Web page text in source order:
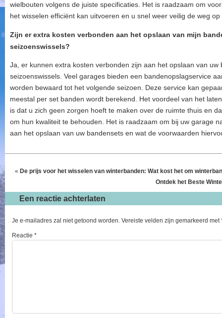
wielbouten volgens de juiste specificaties. Het is raadzaam om
het wisselen efficiënt kan uitvoeren en u snel weer veilig de weg
Zijn er extra kosten verbonden aan het opslaan van mijn
seizoenswissels?
Ja, er kunnen extra kosten verbonden zijn aan het opslaan van
seizoenswissels. Veel garages bieden een bandenopslagservice
worden bewaard tot het volgende seizoen. Deze service kan
meestal per set banden wordt berekend. Het voordeel van het
is dat u zich geen zorgen hoeft te maken over de ruimte thuis en
om hun kwaliteit te behouden. Het is raadzaam om bij uw garage
aan het opslaan van uw bandensets en wat de voorwaarden
« De prijs voor het wisselen van winterbanden: Wat kost het om
Ontdek het Beste
Een reactie achterlaten
Je e-mailadres zal niet getoond worden. Vereiste velden zijn gemarkeerd met
Reactie*